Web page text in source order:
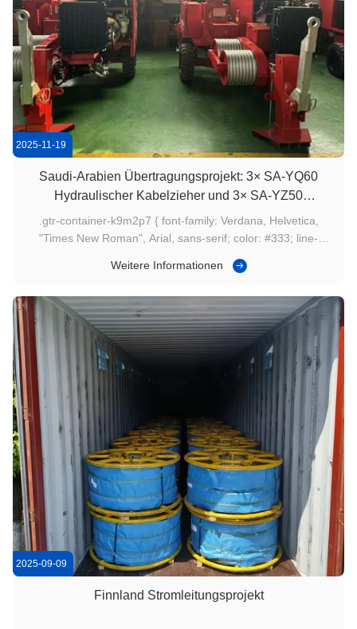
2025-11-19
Saudi-Arabien Übertragungsprojekt: 3× SA-YQ60
Hydraulischer Kabelzieher und 3× SA-YZ50
Hydraulischer Spanner in Betrieb genommen
.gtr-container-k9m2p7 { font-family: Verdana, Helvetica,
"Times New Roman", Arial, sans-serif; color: #333; line-
border-box; } .gtr-container-k9m2p7 .gtr-paragraph { font-
word-break: ...
Weitere Informationen
2025-09-09
Finnland Stromleitungsprojekt